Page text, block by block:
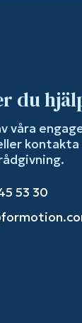
du
våra
kontakta
53 30